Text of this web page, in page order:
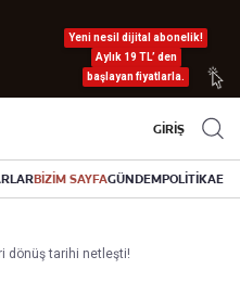
Yeni nesil dijital abonelik!
Aylık 19 TL’ den
başlayan fiyatlarla.
GİRİŞ
BİZİM SAYFAGÜNDEMPOLİTİKA
dönüş tarihi netleşti!